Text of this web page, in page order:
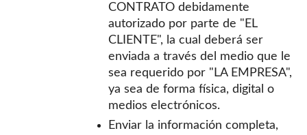
CONTRATO debidamente
autorizado por parte de "EL
CLIENTE", la cual deberá ser
enviada a través del medio que le
sea requerido por "LA EMPRESA",
ya sea de forma física, digital o
medios electrónicos.
Enviar la información completa,